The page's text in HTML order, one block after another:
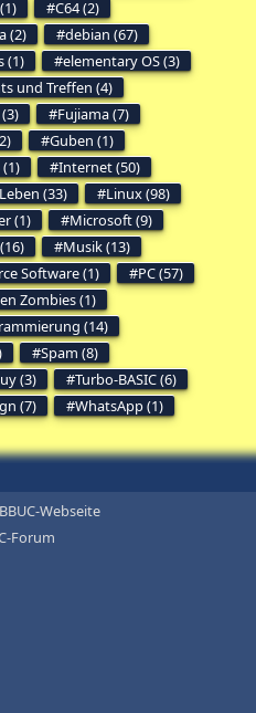
C64 (2)
(2)
debian (67)
(1)
elementary OS (3)
und Treffen (4)
Fujiama (7)
Guben (1)
Internet (50)
Leben (33)
Linux (98)
(1)
Microsoft (9)
Musik (13)
Software (1)
PC (57)
Zombies (1)
(14)
Spam (8)
(3)
Turbo-BASIC (6)
(7)
WhatsApp (1)
Webseite
Forum